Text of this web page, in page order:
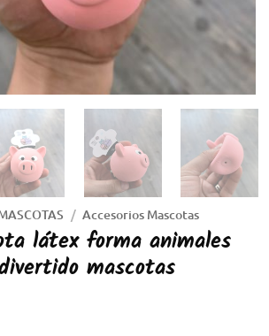
/ Accesorios Mascotas
látex forma animales
mascotas